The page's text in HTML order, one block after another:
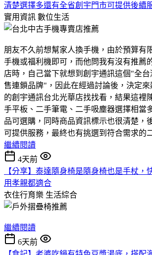
清楚選擇多還有全省創宇門市可提供後續
實用資訊 數位生活
朋友不久前想幫家人換手機，由於預算有
手機或福利機即可，而他問我有沒有推薦
店時，自己當下就想到創宇通訊這個"全
售連鎖品牌"，因此在經過討論後，決定來
的創宇通訊台北光華店找找看，結果這裡
手平板、二手筆電、二手吸塵器選擇相當
品可選購，同時商品資訊標示也很清楚，
可提供服務，最終也有挑選到符合需求的
繼續閱讀
4天前
【分享】泰達隨身椅是隨身椅也是手杖，
用孝親都適合
衣住行育樂 生活綜合
繼續閱讀
6天前